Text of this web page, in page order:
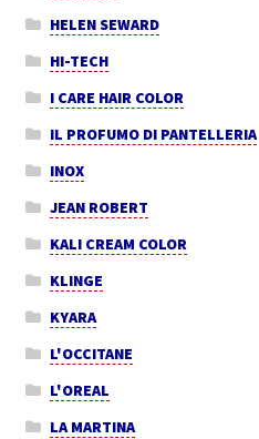
HELEN SEWARD
HI-TECH
I CARE HAIR COLOR
IL PROFUMO DI PANTELLERIA
INOX
JEAN ROBERT
KALI CREAM COLOR
KLINGE
KYARA
L'OCCITANE
L'OREAL
LA MARTINA